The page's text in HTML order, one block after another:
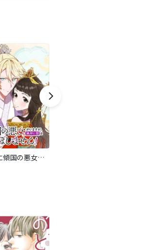
私の中に傾国の悪女がいますが、絶対に国は滅ぼしません！【タテヨミ】